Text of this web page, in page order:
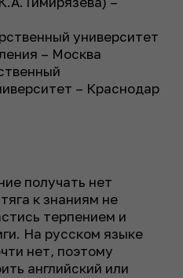
университет
– Москва
– Краснодар
получать нет
к знаниям не
терпением и
На русском языке
нет, поэтому
английский или